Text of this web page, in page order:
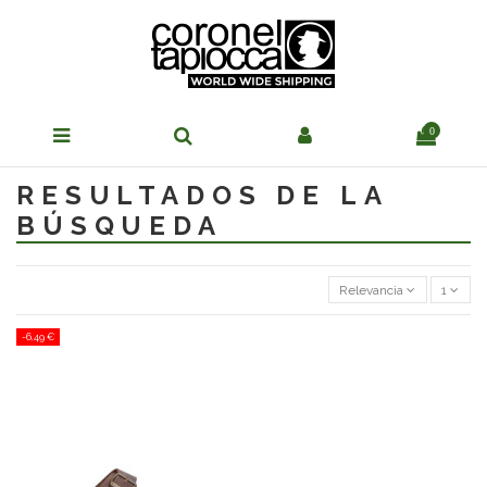
0
RESULTADOS DE LA
BÚSQUEDA
Relevancia 1
-6,49 €